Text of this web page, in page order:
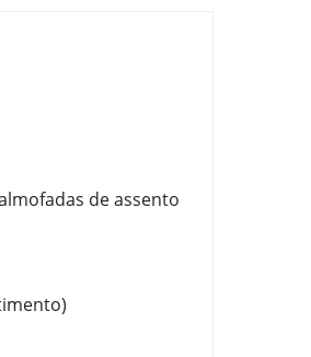
de assento